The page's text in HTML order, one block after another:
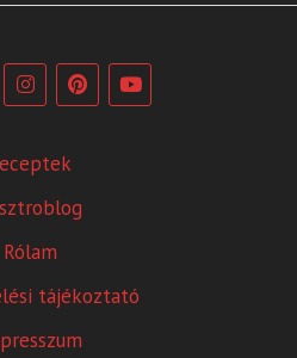
Rólam
tájékoztató